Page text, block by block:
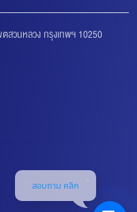
สวนหลวง กรุงเทพฯ 10250
สอบถาม คลิก